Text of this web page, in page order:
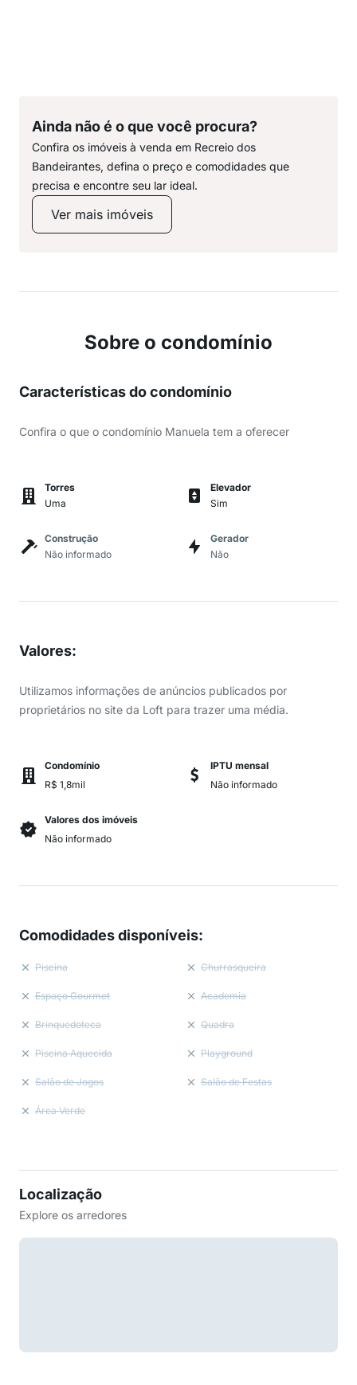
Ainda não é o que você procura?
Confira os imóveis à venda em Recreio dos
Bandeirantes, defina o preço e comodidades que
precisa e encontre seu lar ideal.
Ver mais imóveis
Sobre o condomínio
Características do condomínio
Confira o que o condomínio Manuela tem a oferecer
Torres
Uma
Elevador
Sim
Construção
Não informado
Gerador
Não
Valores:
Utilizamos informações de anúncios publicados por
proprietários no site da Loft para trazer uma média.
Condomínio
R$ 1,8mil
IPTU mensal
Não informado
Valores dos imóveis
Não informado
Comodidades disponíveis:
Piscina Churrasqueira
Espaço Gourmet Academia
Brinquedoteca Quadra
Piscina Aquecida Playground
Salão de Jogos Salão de Festas
Área Verde
Localização
Explore os arredores